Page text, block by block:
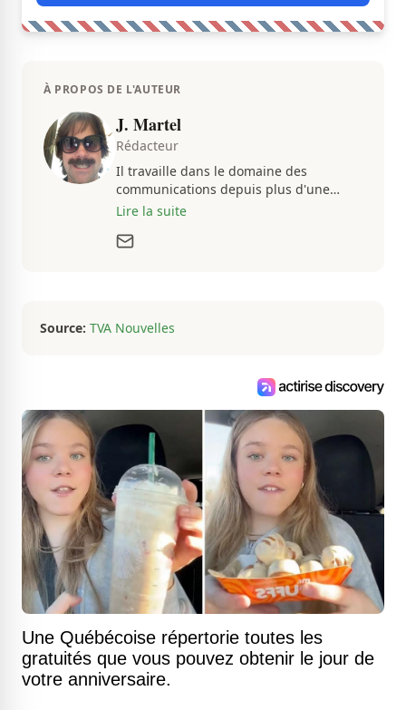
À PROPOS DE L'AUTEUR
J. Martel
Rédacteur
Il travaille dans le domaine des
communications depuis plus d'une
dizaine d'années, en plus d'être
actualités. Autant intéressé par les
Lire la suite
Source: TVA Nouvelles
Une Québécoise répertorie toutes les
gratuités que vous pouvez obtenir le jour de
votre anniversaire.